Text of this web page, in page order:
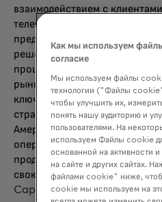
взаимодействием с
телекоммуникационными
предоставления как
решений, а также
процессов как на
рынках. Она обладает
ключевыми эмитентами по
стратегии инклюзивного
Америке. До прихода в
операционной
продуктов и бизнеса в
свою карьеру и увлекшись
Capital One.
Как мы используем
согласие
Мы используем файлы
технологии ("Файлы
чтобы улучшить их,
понять нашу аудиторию и
пользователями. На
используем Файлы cookie
основанной на активности
на сайте и других сайтах.
файлами cookie" ниже,
cookie мы используем на